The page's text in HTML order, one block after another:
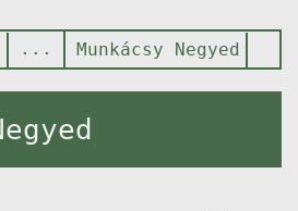
Munkácsy Negyed